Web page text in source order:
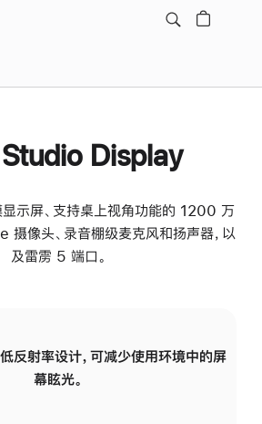
Display
示屏、支持桌上视角功能的 1200 万
像头、录音棚级麦克风和扬声器，以
及雷雳 5 端口。
反射率设计，可减少使用环境中的屏
幕眩光。